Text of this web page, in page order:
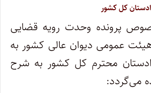
کل کشور
پرونده وحدت رویه قضایی
۹۹/۳۴ هیئت عمومی دیوان عالی کشور به
محترم کل کشور به شرح
می‌گردد: